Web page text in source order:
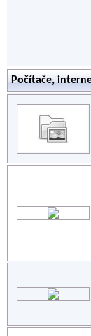
Počítače,